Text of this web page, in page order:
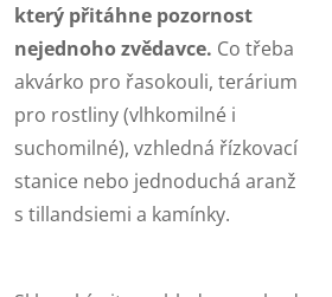
který přitáhne pozornost
nejednoho zvědavce. Co třeba
akvárko pro řasokouli, terárium
pro rostliny (vlhkomilné i
suchomilné), vzhledná řízkovací
stanice nebo jednoduchá aranž
s tillandsiemi a kamínky.